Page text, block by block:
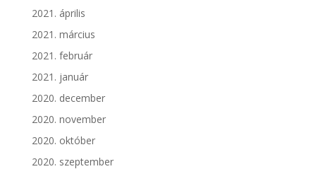
2021. április
2021. március
2021. február
2021. január
2020. december
2020. november
2020. október
2020. szeptember